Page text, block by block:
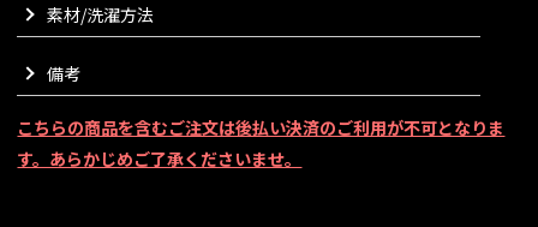
う仕立てました。
一般的なカシミヤコートのおよそ2.5枚分もの生地を贅沢に使用
することで、身体を包み込むような優雅な分量感を実現いたし
ました。
ラグジュアリーメゾンでも採用される上質な波付きカシミヤを
使用し、美しい艶感と滑らかな毛並みにより纏うだけで特別な
空気感を演出してくれます。
素材/洗濯方法
備考
こちらの商品を含むご注文は後払い決済のご利用が不可となりま
す。あらかじめご了承くださいませ。